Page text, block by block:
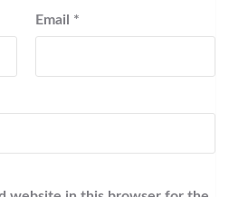
Email *